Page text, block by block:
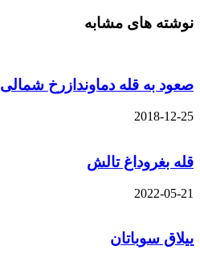
نوشته های مشابه
صعود به قله دماوندازرخ شمالی
2018-12-25
قله بغروداغ تالش
2022-05-21
ییلاق سوباتان